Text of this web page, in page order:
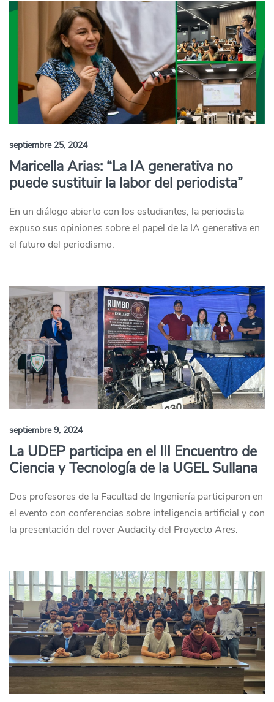
septiembre 25, 2024
Maricella Arias: “La IA generativa no
puede sustituir la labor del periodista”
En un diálogo abierto con los estudiantes, la periodista
expuso sus opiniones sobre el papel de la IA generativa en
el futuro del periodismo.
septiembre 9, 2024
La UDEP participa en el III Encuentro de
Ciencia y Tecnología de la UGEL Sullana
Dos profesores de la Facultad de Ingeniería participaron en
el evento con conferencias sobre inteligencia artificial y con
la presentación del rover Audacity del Proyecto Ares.